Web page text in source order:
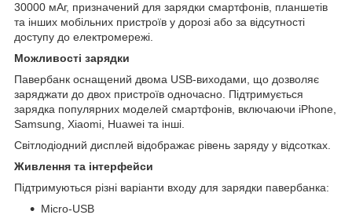
30000 мАг, призначений для зарядки смартфонів, планшетів
та інших мобільних пристроїв у дорозі або за відсутності
доступу до електромережі.
Можливості зарядки
Павербанк оснащений двома USB-виходами, що дозволяє
заряджати до двох пристроїв одночасно. Підтримується
зарядка популярних моделей смартфонів, включаючи iPhone,
Samsung, Xiaomi, Huawei та інші.
Світлодіодний дисплей відображає рівень заряду у відсотках.
Живлення та інтерфейси
Підтримуються різні варіанти входу для зарядки павербанка:
Micro-USB